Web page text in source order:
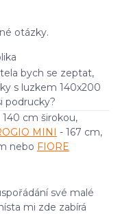
otázky.
bych se zeptat,
s luzkem 140x200
podrucky?
cm širokou,
MINI - 167 cm,
nebo FIORE
své malé
mi zde zabírá